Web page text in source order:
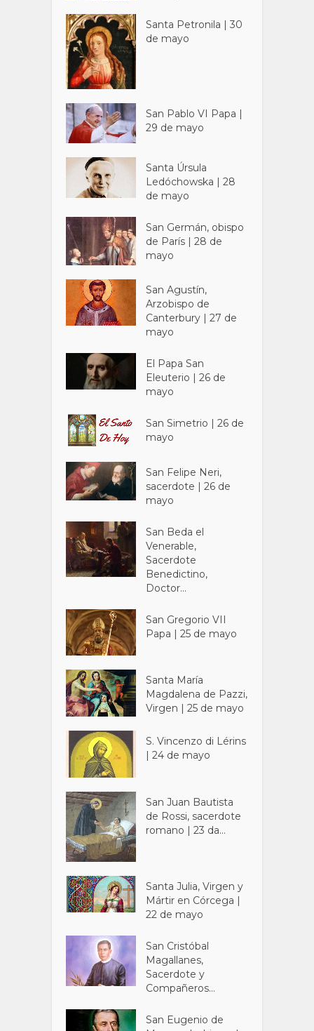
Santa Petronila | 30
de mayo
San Pablo VI Papa |
29 de mayo
Santa Úrsula
Ledóchowska | 28
de mayo
San Germán, obispo
de París | 28 de
mayo
San Agustín,
Arzobispo de
Canterbury | 27 de
mayo
El Papa San
Eleuterio | 26 de
mayo
San Simetrio | 26 de
mayo
San Felipe Neri,
sacerdote | 26 de
mayo
San Beda el
Venerable,
Sacerdote
Benedictino,
Doctor...
San Gregorio VII
Papa | 25 de mayo
Santa María
Magdalena de Pazzi,
Virgen | 25 de mayo
S. Vincenzo di Lérins
| 24 de mayo
San Juan Bautista
de Rossi, sacerdote
romano | 23 da...
Santa Julia, Virgen y
Mártir en Córcega |
22 de mayo
San Cristóbal
Magallanes,
Sacerdote y
Compañeros...
San Eugenio de